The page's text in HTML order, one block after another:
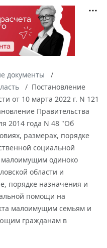
документы
Постановление
от 10 марта 2022 г. N 121
Правительства
2014 года N 48 "Об
размерах, порядке
социальной
одиноко
области и
порядке назначения и
помощи на
малоимущим семьям и
гражданам в